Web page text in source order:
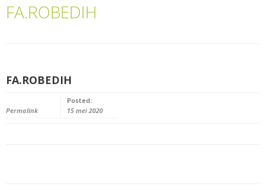
FA.ROBEDIH
FA.ROBEDIH
Permalink
Posted:
15 mei 2020